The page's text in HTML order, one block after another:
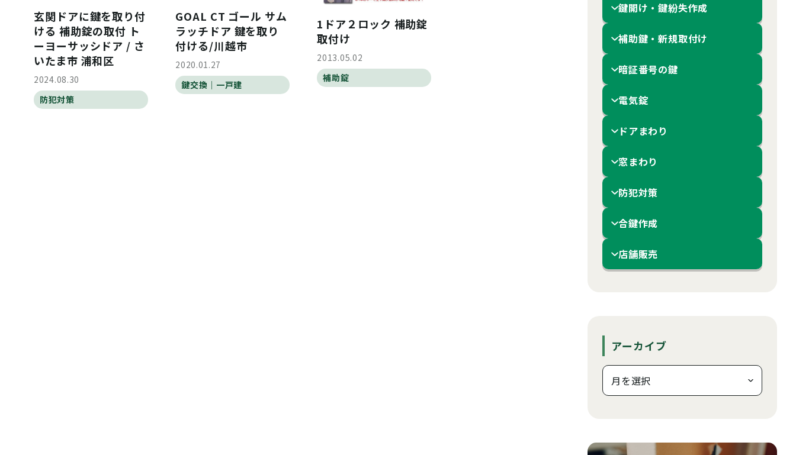
玄関ドアに鍵を取り付
ける 補助錠の取付 ト
ーヨーサッシドア / さ
いたま市 浦和区
2024.08.30
防犯対策
GOAL CT ゴール サム
ラッチドア 鍵を取り
付ける/川越市
2020.01.27
鍵交換｜一戸建
1ドア２ロック 補助錠
取付け
2013.05.02
補助錠
鍵開け・鍵紛失作成
補助鍵・新規取付け
暗証番号の鍵
電気錠
ドアまわり
窓まわり
防犯対策
合鍵作成
店舗販売
アーカイブ